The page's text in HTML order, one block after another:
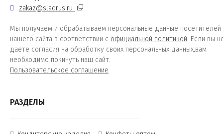
zakaz@sladrus.ru
Мы получаем и обрабатываем персональные данные посетителей
нашего сайта в соответствии с официальной политикой. Если вы
даете согласия на обработку своих персональных данных,вам
необходимо покинуть наш сайт.
Пользовательское соглашение
РАЗДЕЛЫ